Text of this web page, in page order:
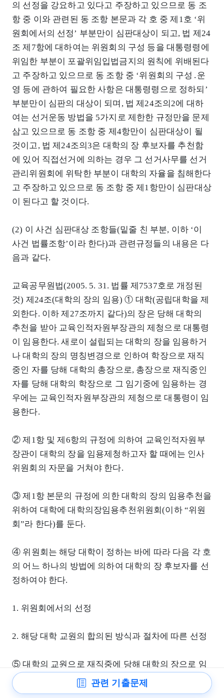
의 선정을 강요하고 있다고 주장하고 있으므로 동 조
항 중 이와 관련된 동 조항 본문과 각 호 중 제1호 ‘위
원회에서의 선정’ 부분만이 심판대상이 되고, 법 제24
조 제7항에 대하여는 위원회의 구성 등을 대통령령에
위임한 부분이 포괄위임입법금지의 원칙에 위배된다
고 주장하고 있으므로 동 조항 중 ‘위원회의 구성․운
영 등에 관하여 필요한 사항은 대통령령으로 정하되’
부분만이 심판의 대상이 되며, 법 제24조의2에 대하
여는 선거운동 방법을 5가지로 제한한 규정만을 문제
삼고 있으므로 동 조항 중 제4항만이 심판대상이 될
것이고, 법 제24조의3은 대학의 장 후보자를 추천함
에 있어 직접선거에 의하는 경우 그 선거사무를 선거
관리위원회에 위탁한 부분이 대학의 자율을 침해한다
고 주장하고 있으므로 동 조항 중 제1항만이 심판대상
이 된다고 할 것이다.
(2) 이 사건 심판대상 조항들(밑줄 친 부분, 이하 ‘이
사건 법률조항’이라 한다)과 관련규정들의 내용은 다
음과 같다.
교육공무원법(2005. 5. 31. 법률 제7537호로 개정된
것) 제24조(대학의 장의 임용) ① 대학(공립대학을 제
외한다. 이하 제27조까지 같다)의 장은 당해 대학의
추천을 받아 교육인적자원부장관의 제청으로 대통령
이 임용한다. 새로이 설립되는 대학의 장을 임용하거
나 대학의 장의 명칭변경으로 인하여 학장으로 재직
중인 자를 당해 대학의 총장으로, 총장으로 재직중인
자를 당해 대학의 학장으로 그 임기중에 임용하는 경
우에는 교육인적자원부장관의 제청으로 대통령이 임
용한다.
② 제1항 및 제6항의 규정에 의하여 교육인적자원부
장관이 대학의 장을 임용제청하고자 할 때에는 인사
위원회의 자문을 거쳐야 한다.
③ 제1항 본문의 규정에 의한 대학의 장의 임용추천을
위하여 대학에 대학의장임용추천위원회(이하 “위원
회”라 한다)를 둔다.
④ 위원회는 해당 대학이 정하는 바에 따라 다음 각 호
의 어느 하나의 방법에 의하여 대학의 장 후보자를 선
정하여야 한다.
1. 위원회에서의 선정
2. 해당 대학 교원의 합의된 방식과 절차에 따른 선정
⑤ 대학의 교원으로 재직중에 당해 대학의 장으로 임
용된 자가 제28조 제1관련 기출문제